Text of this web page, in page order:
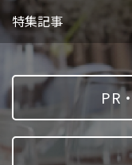
特集記事
PR